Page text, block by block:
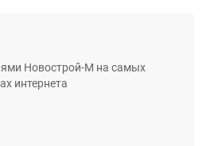
Новострой-М на самых
интернета